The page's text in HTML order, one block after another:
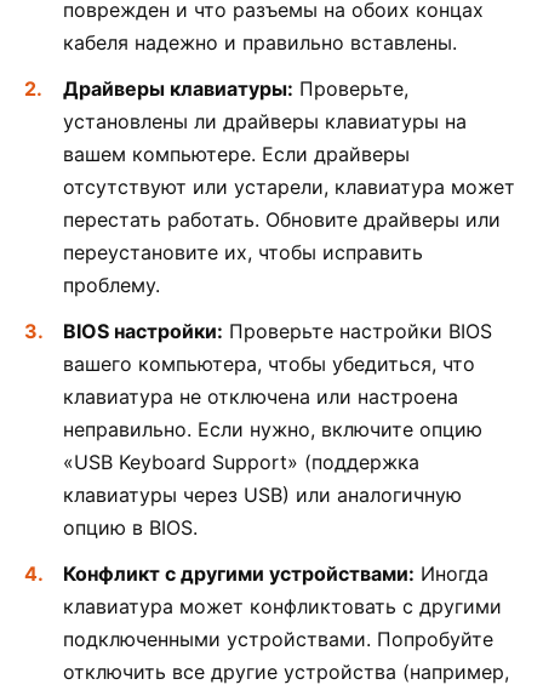
поврежден и что разъемы на обоих концах
кабеля надежно и правильно вставлены.
Драйверы клавиатуры: Проверьте,
установлены ли драйверы клавиатуры на
вашем компьютере. Если драйверы
отсутствуют или устарели, клавиатура может
перестать работать. Обновите драйверы или
переустановите их, чтобы исправить
проблему.
BIOS настройки: Проверьте настройки BIOS
вашего компьютера, чтобы убедиться, что
клавиатура не отключена или настроена
неправильно. Если нужно, включите опцию
«USB Keyboard Support» (поддержка
клавиатуры через USB) или аналогичную
опцию в BIOS.
Конфликт с другими устройствами: Иногда
клавиатура может конфликтовать с другими
подключенными устройствами. Попробуйте
отключить все другие устройства (например,